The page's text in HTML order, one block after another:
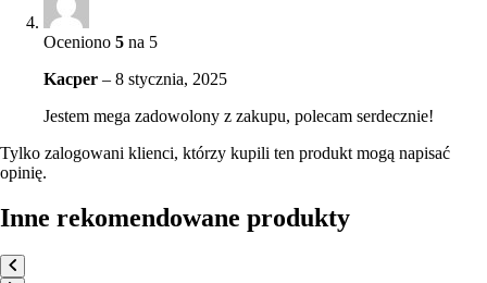
Oceniono 5 na 5
Kacper – 8 stycznia, 2025
Jestem mega zadowolony z zakupu, polecam serdecznie!
Tylko zalogowani klienci, którzy kupili ten produkt mogą napisać
opinię.
Inne rekomendowane produkty